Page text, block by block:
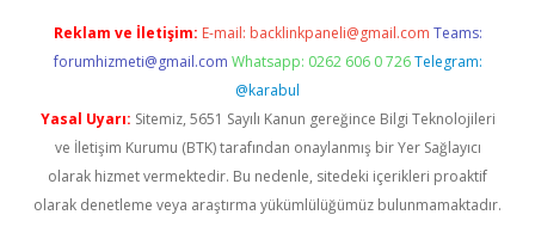
Reklam ve İletişim: E-mail: backlinkpaneli@gmail.com Teams:
forumhizmeti@gmail.com Whatsapp: 0262 606 0 726 Telegram:
@karabul
Yasal Uyarı: Sitemiz, 5651 Sayılı Kanun gereğince Bilgi Teknolojileri
ve İletişim Kurumu (BTK) tarafından onaylanmış bir Yer Sağlayıcı
olarak hizmet vermektedir. Bu nedenle, sitedeki içerikleri proaktif
olarak denetleme veya araştırma yükümlülüğümüz bulunmamaktadır.